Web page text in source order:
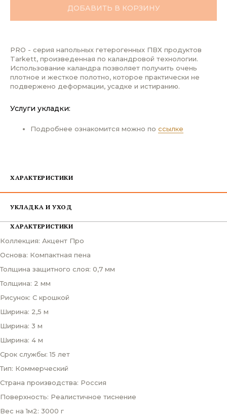
ДОБАВИТЬ В КОРЗИНУ
PRO - серия напольных гетерогенных ПВХ продуктов
Tarkett, произведенная по каландровой технологии.
Использование каландра позволяет получить очень
плотное и жесткое полотно, которое практически не
подвержено деформации, усадке и истиранию.
Услуги укладки:
Подробнее ознакомится можно по ссылке
ХАРАКТЕРИСТИКИ
УКЛАДКА И УХОД
ХАРАКТЕРИСТИКИ
Коллекция: Акцент Про
Основа: Компактная пена
Толщина защитного слоя: 0,7 мм
Толщина: 2 мм
Рисунок: С крошкой
Ширина: 2,5 м
Ширина: 3 м
Ширина: 4 м
Срок службы: 15 лет
Тип: Коммерческий
Страна производства: Россия
Поверхность: Реалистичное тиснение
Вес на 1м2: 3000 г